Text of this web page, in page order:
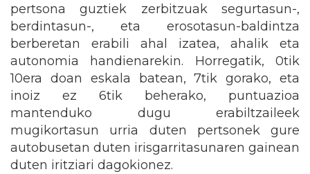
pertsona guztiek zerbitzuak segurtasun-,
berdintasun-, eta erosotasun-baldintza
berberetan erabili ahal izatea, ahalik eta
autonomia handienarekin. Horregatik, 0tik
10era doan eskala batean, 7tik gorako, eta
inoiz ez 6tik beherako, puntuazioa
mantenduko dugu erabiltzaileek
mugikortasun urria duten pertsonek gure
autobusetan duten irisgarritasunaren gainean
duten iritziari dagokionez.